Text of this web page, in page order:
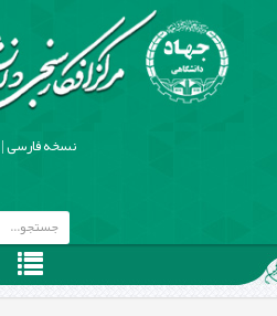
نسخه فارسی|